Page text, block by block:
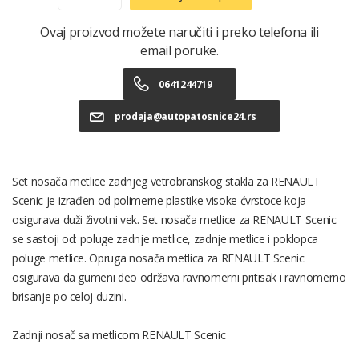
Ovaj proizvod možete naručiti i preko telefona ili
email poruke.
0641244719
prodaja@autopatosnice24.rs
Set nosača metlice zadnjeg vetrobranskog stakla za RENAULT
Scenic je izrađen od polimerne plastike visoke ćvrstoce koja
osigurava duži životni vek. Set nosača metlice za RENAULT Scenic
se sastoji od: poluge zadnje metlice, zadnje metlice i poklopca
poluge metlice. Opruga nosača metlica za RENAULT Scenic
osigurava da gumeni deo održava ravnomerni pritisak i ravnomerno
brisanje po celoj duzini.
Zadnji nosač sa metlicom RENAULT Scenic